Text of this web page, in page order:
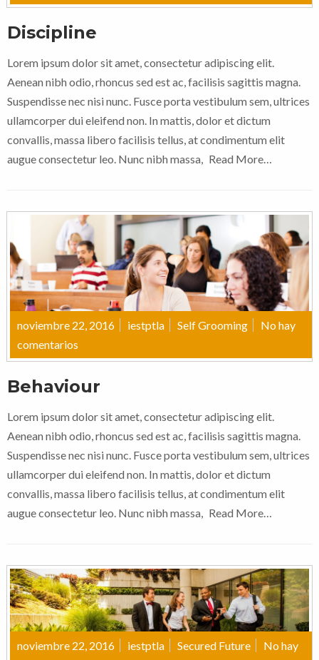
Discipline
Lorem ipsum dolor sit amet, consectetur adipiscing elit.
Aenean nibh odio, rhoncus sed est ac, facilisis sagittis magna.
Suspendisse nec nisi nunc. Fusce porta vestibulum sem, ultrices
ullamcorper dui eleifend non. In mattis, dolor et dictum
convallis, massa libero facilisis tellus, at condimentum elit
augue consectetur leo. Nunc nibh massa, Read More…
noviembre 22, 2016 iestptla Self Grooming
No hay
comentarios
Behaviour
Lorem ipsum dolor sit amet, consectetur adipiscing elit.
Aenean nibh odio, rhoncus sed est ac, facilisis sagittis magna.
Suspendisse nec nisi nunc. Fusce porta vestibulum sem, ultrices
ullamcorper dui eleifend non. In mattis, dolor et dictum
convallis, massa libero facilisis tellus, at condimentum elit
augue consectetur leo. Nunc nibh massa, Read More…
noviembre 22, 2016 iestptla Secured Future
No hay